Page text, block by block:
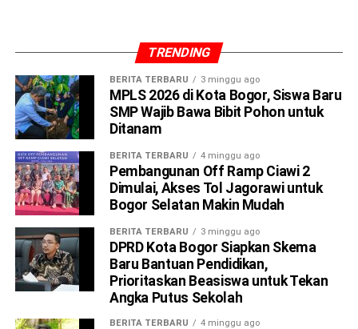
sosial kemanusiaan.
Adityawarman juga memberikan apresiasi tinggi kepada
seluruh pihak yang terlibat dalam menyukseskan acara ini.
​”Dalam rangka HJB ke-544, DPRD Kota Bogor
bekerjasama dengan PDDI mengadakan donor darah,” ujar
Adityawarman.
​Lebih lanjut, ia juga mengajak masyarakat yang memiliki
waktu luang untuk segera datang dan berpartisipasi dalam
aksi mulia ini.
TRENDING
BERITA TERBARU 3 minggu ago
MPLS 2026 di Kota Bogor, Siswa Baru
SMP Wajib Bawa Bibit Pohon untuk
Ditanam
BERITA TERBARU 4 minggu ago
Pembangunan Off Ramp Ciawi 2
Dimulai, Akses Tol Jagorawi untuk
Bogor Selatan Makin Mudah
BERITA TERBARU 3 minggu ago
DPRD Kota Bogor Siapkan Skema
Baru Bantuan Pendidikan,
Prioritaskan Beasiswa untuk Tekan
Angka Putus Sekolah
BERITA TERBARU 4 minggu ago